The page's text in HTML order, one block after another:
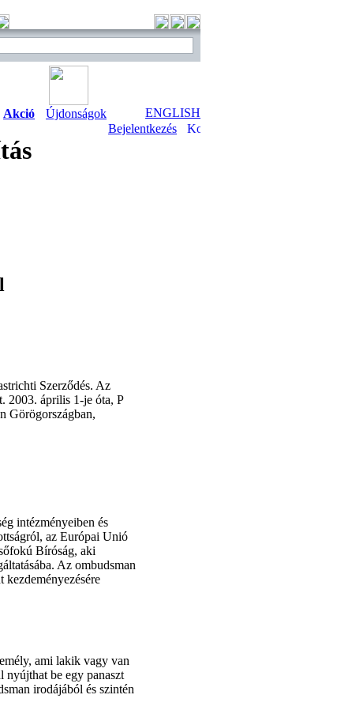
Akció Újdonságok
ENGLISH
Bejelentkezés
Szerződés. Az
2003. április 1-je óta, P
Görögországban,
intézményeiben és
az Európai Unió
Bíróság, aki
Az ombudsman
kezdeményezésére
ami lakik vagy van
nyújthat be egy panaszt
irodájából és szintén